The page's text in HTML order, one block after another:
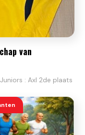
van
: Axl 2de plaats